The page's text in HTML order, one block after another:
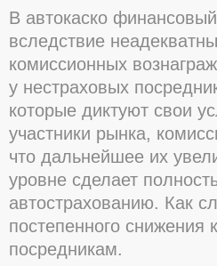
В автокаско
вследствие
комиссионных
у нестраховых
которые диктуют свои
участники рынка,
что дальнейшее их
уровне сделает
автострахованию. Как
постепенного снижения
посредникам.